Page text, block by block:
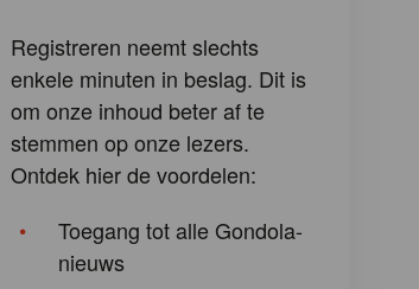
Registreren neemt slechts
enkele minuten in beslag. Dit is
om onze inhoud beter af te
stemmen op onze lezers.
Ontdek hier de voordelen:
Toegang tot alle Gondola-
nieuws